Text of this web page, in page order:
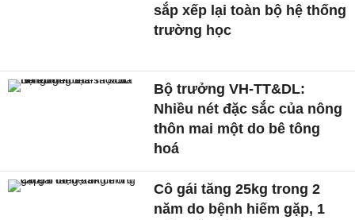
sắp xếp lại toàn bộ hệ thống
trường học
Bộ trưởng VH-TT&DL:
Nhiều nét đặc sắc của nông
thôn mai một do bê tông
hoá
Cô gái tăng 25kg trong 2
năm do bệnh hiếm gặp, 1